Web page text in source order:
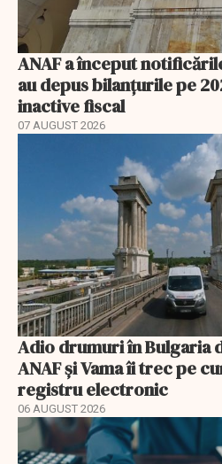
ANAF a început
au depus bilanțurile pe
inactive fiscal
07 AUGUST 2026
Adio drumuri în Bulgaria
ANAF și Vama îi trec pe
registru electronic
06 AUGUST 2026